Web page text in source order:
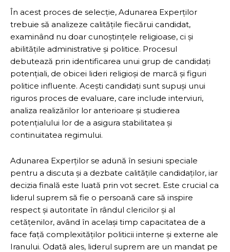
În acest proces de selecție, Adunarea Experților
trebuie să analizeze calitățile fiecărui candidat,
examinând nu doar cunoștințele religioase, ci și
abilitățile administrative și politice. Procesul
debutează prin identificarea unui grup de candidați
potențiali, de obicei lideri religioși de marcă și figuri
politice influente. Acești candidați sunt supuși unui
riguros proces de evaluare, care include interviuri,
analiza realizărilor lor anterioare și studierea
potențialului lor de a asigura stabilitatea și
continuitatea regimului.
Adunarea Experților se adună în sesiuni speciale
pentru a discuta și a dezbate calitățile candidaților, iar
decizia finală este luată prin vot secret. Este crucial ca
liderul suprem să fie o persoană care să inspire
respect și autoritate în rândul clericilor și al
cetățenilor, având în același timp capacitatea de a
face față complexităților politicii interne și externe ale
Iranului. Odată ales, liderul suprem are un mandat pe